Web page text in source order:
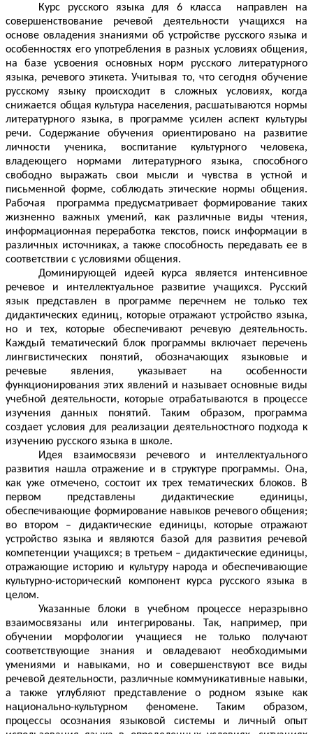
Курс русского языка для 6 класса направлен на
совершенствование речевой деятельности учащихся на
основе овладения знаниями об устройстве русского языка и
особенностях его употребления в разных условиях общения,
на базе усвоения основных норм русского литературного
языка, речевого этикета. Учитывая то, что сегодня обучение
русскому языку происходит в сложных условиях, когда
снижается общая культура населения, расшатываются нормы
литературного языка, в программе усилен аспект культуры
речи. Содержание обучения ориентировано на развитие
личности ученика, воспитание культурного человека,
владеющего нормами литературного языка, способного
свободно выражать свои мысли и чувства в устной и
письменной форме, соблюдать этические нормы общения.
Рабочая программа предусматривает формирование таких
жизненно важных умений, как различные виды чтения,
информационная переработка текстов, поиск информации в
различных источниках, а также способность передавать ее в
соответствии с условиями общения.
Доминирующей идеей курса является интенсивное
речевое и интеллектуальное развитие учащихся. Русский
язык представлен в программе перечнем не только тех
дидактических единиц, которые отражают устройство языка,
но и тех, которые обеспечивают речевую деятельность.
Каждый тематический блок программы включает перечень
лингвистических понятий, обозначающих языковые и
речевые явления, указывает на особенности
функционирования этих явлений и называет основные виды
учебной деятельности, которые отрабатываются в процессе
изучения данных понятий. Таким образом, программа
создает условия для реализации деятельностного подхода к
изучению русского языка в школе.
Идея взаимосвязи речевого и интеллектуального
развития нашла отражение и в структуре программы. Она,
как уже отмечено, состоит их трех тематических блоков. В
первом представлены дидактические единицы,
обеспечивающие формирование навыков речевого общения;
во втором – дидактические единицы, которые отражают
устройство языка и являются базой для развития речевой
компетенции учащихся; в третьем – дидактические единицы,
отражающие историю и культуру народа и обеспечивающие
культурно-исторический компонент курса русского языка в
целом.
Указанные блоки в учебном процессе неразрывно
взаимосвязаны или интегрированы. Так, например, при
обучении морфологии учащиеся не только получают
соответствующие знания и овладевают необходимыми
умениями и навыками, но и совершенствуют все виды
речевой деятельности, различные коммуникативные навыки,
а также углубляют представление о родном языке как
национально-культурном феномене. Таким образом,
процессы осознания языковой системы и личный опыт